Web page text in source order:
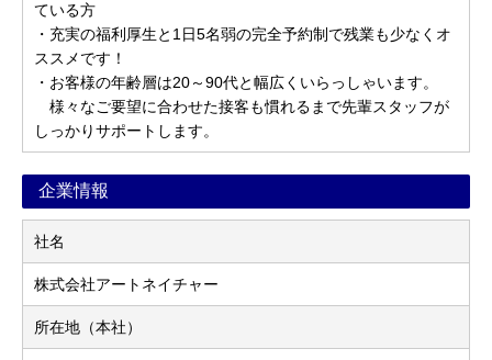
ている方
・充実の福利厚生と1日5名弱の完全予約制で残業も少なくオ
ススメです！
・お客様の年齢層は20～90代と幅広くいらっしゃいます。
様々なご要望に合わせた接客も慣れるまで先輩スタッフが
しっかりサポートします。
企業情報
社名
株式会社アートネイチャー
所在地（本社）